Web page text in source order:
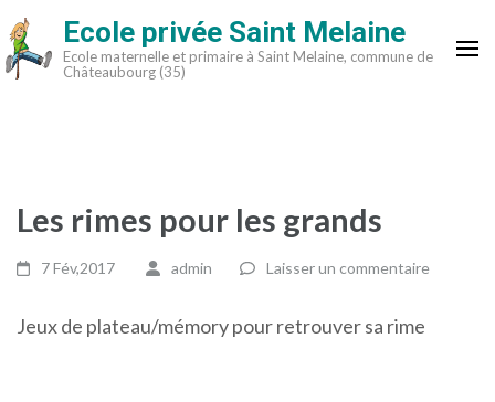
Aller
au
contenu
Ecole privée Saint Melaine
Ecole maternelle et primaire à Saint Melaine, commune de
Châteaubourg (35)
Les rimes pour les grands
7 Fév,2017 admin Laisser un commentaire
Jeux de plateau/mémory pour retrouver sa rime